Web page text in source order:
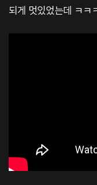
되게 멋있었는데 ㅋㅋ